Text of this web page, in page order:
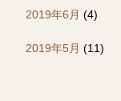
2019年6月 (4)
2019年5月 (11)